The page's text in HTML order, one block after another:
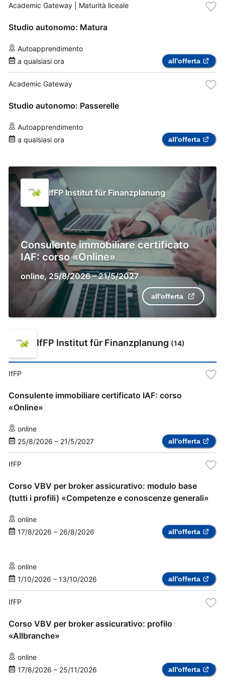
Academic Gateway | Maturità liceale
Studio autonomo: Matura
Autoapprendimento
a qualsiasi ora
all'offerta
Academic Gateway
Studio autonomo: Passerelle
Autoapprendimento
a qualsiasi ora
all'offerta
IfFP Institut für Finanzplanung
Consulente immobiliare certificato
IAF: corso «Online»
online, 25/8/2026–21/5/2027
all'offerta
IfFP Institut für Finanzplanung (14)
IfFP
Consulente immobiliare certificato IAF: corso
«Online»
online
25/8/2026 – 21/5/2027 all'offerta
IfFP
Corso VBV per broker assicurativo: modulo base
(tutti i profili) «Competenze e conoscenze generali»
online
17/8/2026 – 26/8/2026 all'offerta
online
1/10/2026 – 13/10/2026 all'offerta
IfFP
Corso VBV per broker assicurativo: profilo
«Allbranche»
online
17/8/2026 – 25/11/2026 all'offerta